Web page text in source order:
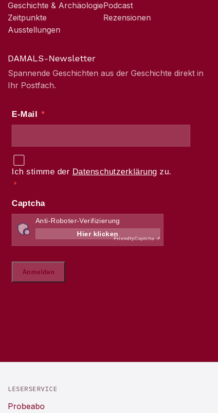
Geschichte & Archäologie
Zeitpunkte
Ausstellungen
Podcast
Rezensionen
DAMALS-Newsletter
Spannende Geschichten aus der Geschichte direkt in
Ihr Postfach.
LESERSERVICE
Probeabo